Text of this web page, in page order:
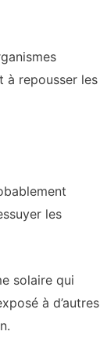
à repousser les
les
solaire qui
à d’autres